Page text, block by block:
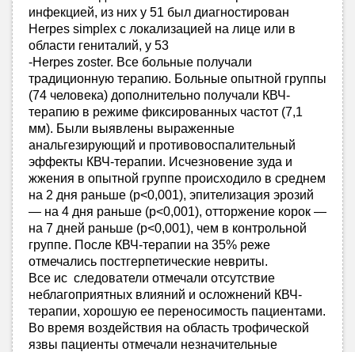
инфекцией, из них у 51 был диагностирован
Herpes simplex с локализацией на лице или в
области гениталий, у 53
-Herpes zoster. Все больные получали
традиционную терапию. Больные опытной группы
(74 человека) дополнительно получали КВЧ-
терапию в режиме фиксированных частот (7,1
мм). Были выявлены выраженные
анальгезирующий и противовоспалительный
эффекты КВЧ-терапии. Исчезновение зуда и
жжения в опытной группе происходило в среднем
на 2 дня раньше (р<0,001), эпителизация эрозий
— на 4 дня раньше (р<0,001), отторжение корок —
на 7 дней раньше (р<0,001), чем в контрольной
группе. После КВЧ-терапии на 35% реже
отмечались постгерпетические невриты.
Все ис следователи отмечали отсутствие
неблагоприятных влияний и осложнений КВЧ-
терапии, хорошую ее переносимость пациентами.
Во время воздействия на область трофической
язвы пациенты отмечали незначительные